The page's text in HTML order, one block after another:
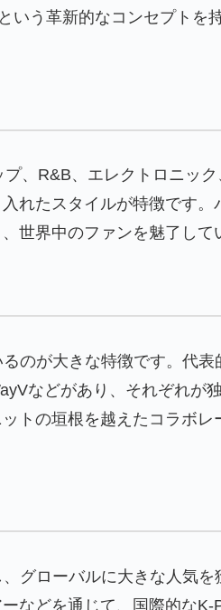
いう革新的なコンセプトを
、R&B、エレクトロニック
れたスタイルが特徴です。
世界中のファンを魅了して
のが大きな特徴です。代表
などがあり、それぞれが
トの垣根を越えたコラボレ
グローバルに大きな人気を
などを通じて、国際的なK-